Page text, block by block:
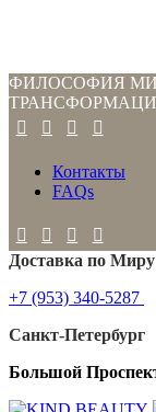
ФИЛОСОФИЯ
Контакты
FAQs
Доставка по Миру
+7 (953) 340-5287
Санкт-Петербург
Большой